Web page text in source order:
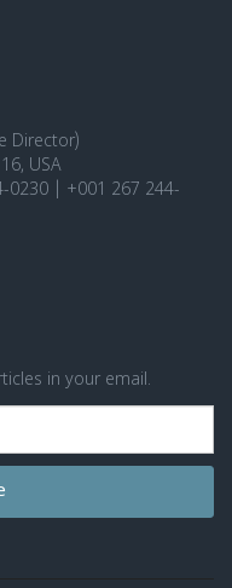
Director)
USA
0230 | +001 267 244-
in your email.